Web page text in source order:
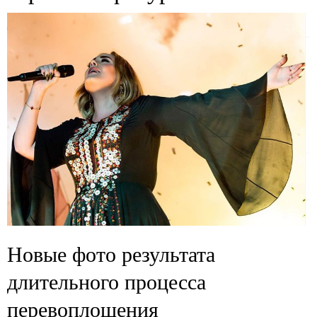
Новые фото результата
длительного процесса
перевоплощения